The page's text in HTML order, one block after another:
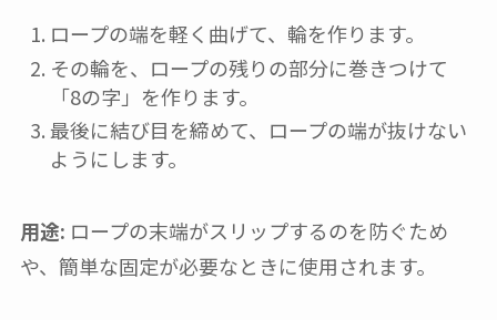
ロープの端を軽く曲げて、輪を作ります。
その輪を、ロープの残りの部分に巻きつけて
「8の字」を作ります。
最後に結び目を締めて、ロープの端が抜けない
ようにします。
用途: ロープの末端がスリップするのを防ぐため
や、簡単な固定が必要なときに使用されます。